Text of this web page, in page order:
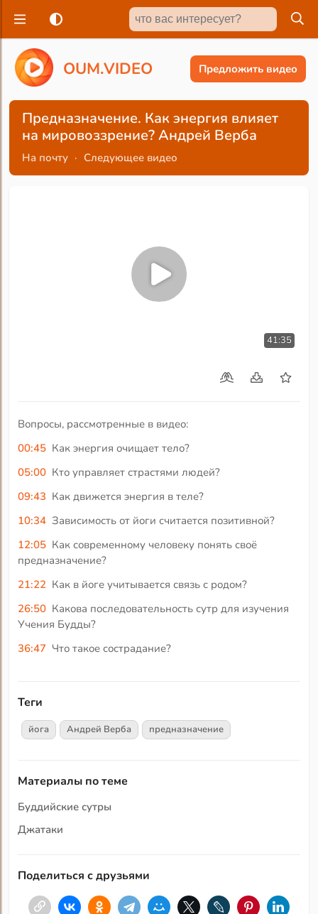
OUM.VIDEO Предложить видео
Предназначение. Как энергия влияет
на мировоззрение? Андрей Верба
На почту · Следующее видео
41:35
Вопросы, рассмотренные в видео:
00:45 Как энергия очищает тело?
05:00 Кто управляет страстями людей?
09:43 Как движется энергия в теле?
10:34 Зависимость от йоги считается позитивной?
12:05 Как современному человеку понять своё
предназначение?
21:22 Как в йоге учитывается связь с родом?
26:50 Какова последовательность сутр для изучения
Учения Будды?
36:47 Что такое сострадание?
Теги
йога Андрей Верба предназначение
Материалы по теме
Буддийские сутры
Джатаки
Поделиться с друзьями